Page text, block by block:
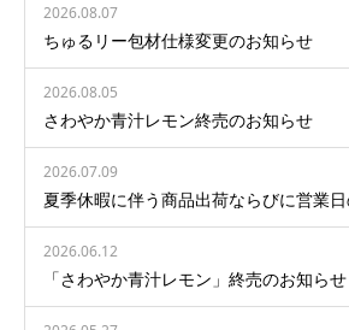
2026.08.07
ちゅるリー包材仕様変更のお知らせ
2026.08.05
さわやか青汁レモン終売のお知らせ
2026.07.09
夏季休暇に伴う商品出荷ならびに営業
2026.06.12
「さわやか青汁レモン」終売のお知らせ